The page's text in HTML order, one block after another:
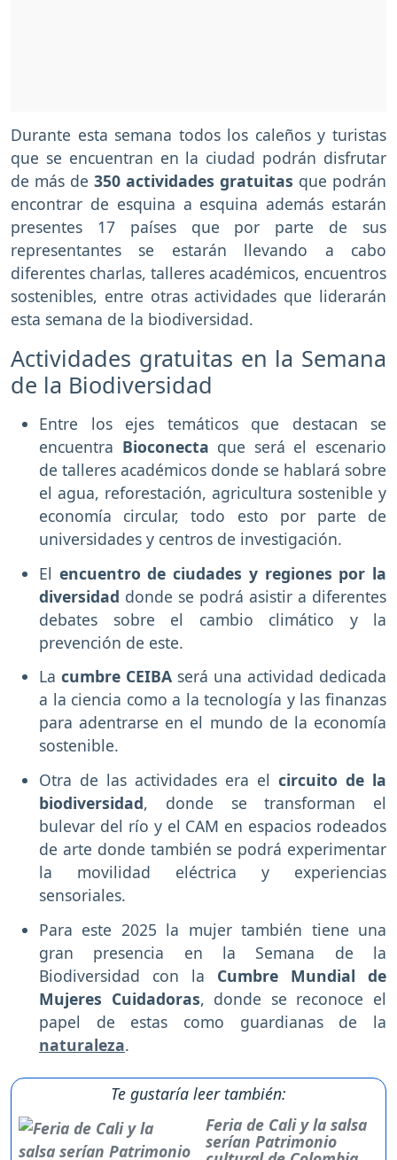
Durante esta semana todos los caleños y turistas
que se encuentran en la ciudad podrán disfrutar
de más de 350 actividades gratuitas que podrán
encontrar de esquina a esquina además estarán
presentes 17 países que por parte de sus
representantes se estarán llevando a cabo
diferentes charlas, talleres académicos, encuentros
sostenibles, entre otras actividades que liderarán
esta semana de la biodiversidad.
Actividades gratuitas en la Semana
de la Biodiversidad
Entre los ejes temáticos que destacan se
encuentra Bioconecta que será el escenario
de talleres académicos donde se hablará sobre
el agua, reforestación, agricultura sostenible y
economía circular, todo esto por parte de
universidades y centros de investigación.
El encuentro de ciudades y regiones por la
diversidad donde se podrá asistir a diferentes
debates sobre el cambio climático y la
prevención de este.
La cumbre CEIBA será una actividad dedicada
a la ciencia como a la tecnología y las finanzas
para adentrarse en el mundo de la economía
sostenible.
Otra de las actividades era el circuito de la
biodiversidad, donde se transforman el
bulevar del río y el CAM en espacios rodeados
de arte donde también se podrá experimentar
la movilidad eléctrica y experiencias
sensoriales.
Para este 2025 la mujer también tiene una
gran presencia en la Semana de la
Biodiversidad con la Cumbre Mundial de
Mujeres Cuidadoras, donde se reconoce el
papel de estas como guardianas de la
naturaleza.
Te gustaría leer también:
Feria de Cali y la salsa
serían Patrimonio